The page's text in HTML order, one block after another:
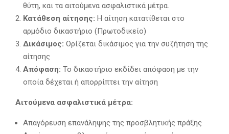
θύτη, και τα αιτούμενα ασφαλιστικά μέτρα.
Κατάθεση αίτησης: Η αίτηση κατατίθεται στο
αρμόδιο δικαστήριο (Πρωτοδικείο)
Δικάσιμος: Ορίζεται δικάσιμος για την συζήτηση της
αίτησης
Απόφαση: Το δικαστήριο εκδίδει απόφαση με την
οποία δέχεται ή απορρίπτει την αίτηση
Αιτούμενα ασφαλιστικά μέτρα:
Απαγόρευση επανάληψης της προσβλητικής πράξης